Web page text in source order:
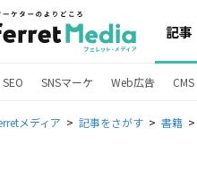
記事
SEO SNSマーケ Web広告 CMS
メディア 記事をさがす 書籍